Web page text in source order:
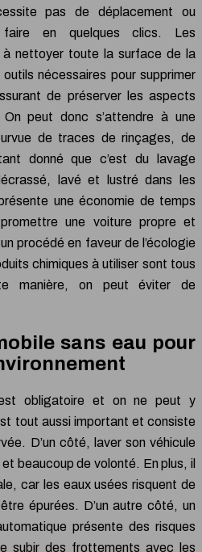
pas de déplacement ou
en quelques clics. Les
à nettoyer toute la surface de la
nécessaires pour supprimer
de préserver les aspects
peut donc s’attendre à une
de traces de rinçages, de
donné que c’est du lavage
lavé et lustré dans les
une économie de temps
une voiture propre et
procédé en faveur de l’écologie
chimiques à utiliser sont tous
manière, on peut éviter de
sans eau pour
est obligatoire et on ne peut y
tout aussi important et consiste
D’un côté, laver son véhicule
beaucoup de volonté. En plus, il
car les eaux usées risquent de
épurées. D’un autre côté, un
présente des risques
subir des frottements avec les